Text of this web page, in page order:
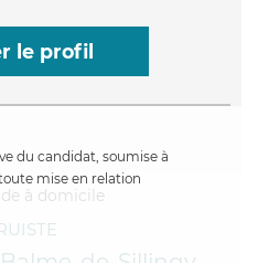
le profil
du candidat, soumise à
mise en relation